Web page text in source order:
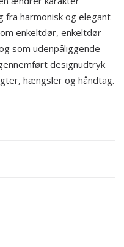
fra harmonisk og elegant
enkeltdør, enkeltdør
som udenpåliggende
designudtryk
hængsler og håndtag.